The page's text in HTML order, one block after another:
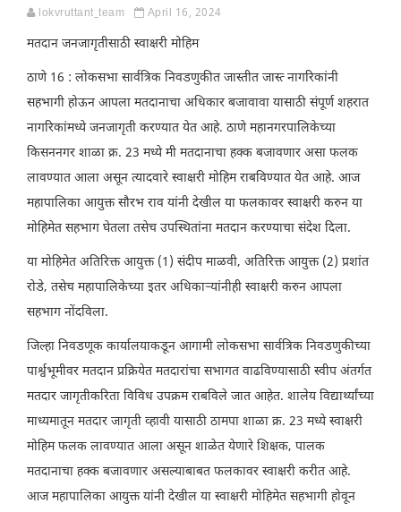
lokvruttant_team April 16, 2024
मतदान जनजागृतीसाठी स्वाक्षरी मोहिम
ठाणे 16 : लोकसभा सार्वत्रिक निवडणुकीत जास्तीत जास्त्‍ नागरिकांनी
सहभागी होऊन आपला मतदानाचा अधिकार बजावावा यासाठी संपूर्ण शहरात
नागरिकांमध्ये जनजागृती करण्यात येत आहे. ठाणे महानगरपालिकेच्या
किसननगर शाळा क्र. 23 मध्ये मी मतदानाचा हक्क बजावणार असा फलक
लावण्यात आला असून त्यादवारे स्वाक्षरी मोहिम राबविण्यात येत आहे. आज
महापालिका आयुक्त सौरभ राव यांनी देखील या फलकावर स्वाक्षरी करुन या
मोहिमेत सहभाग घेतला तसेच उपस्थितांना मतदान करण्याचा संदेश दिला.
या मोहिमेत अतिरिक्त आयुक्त (1) संदीप माळवी, अतिरिक्त आयुक्त (2) प्रशांत
रोडे, तसेच महापालिकेच्या इतर अधिकाऱ्यांनीही स्वाक्षरी करुन आपला
सहभाग नोंदविला.
जिल्हा निवडणूक कार्यालयाकडून आगामी लोकसभा सार्वत्रिक निवडणुकीच्या
पार्श्वभूमीवर मतदान प्रक्रियेत मतदारांचा सभागत वाढविण्यासाठी स्वीप अंतर्गत
मतदार जागृतीकरिता विविध उपक्रम राबविले जात आहेत. शालेय विद्यार्थ्यांच्या
माध्यमातून मतदार जागृती व्हावी यासाठी ठामपा शाळा क्र. 23 मध्ये स्वाक्षरी
मोहिम फलक लावण्यात आला असून शाळेत येणारे शिक्षक, पालक
मतदानाचा हक्क बजावणार असल्याबाबत फलकावर स्वाक्षरी करीत आहे.
आज महापालिका आयुक्त यांनी देखील या स्वाक्षरी मोहिमेत सहभागी होवून